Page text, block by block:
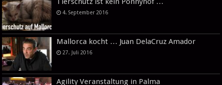
4. September 2016
Mallorca kocht … Juan DelaCruz Amador
27. Juli 2016
Agility Veranstaltung in Palma